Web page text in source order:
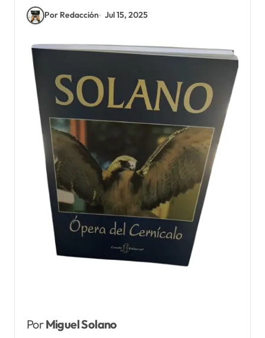
Por Redacción Jul 15, 2025
PorMiguel Solano